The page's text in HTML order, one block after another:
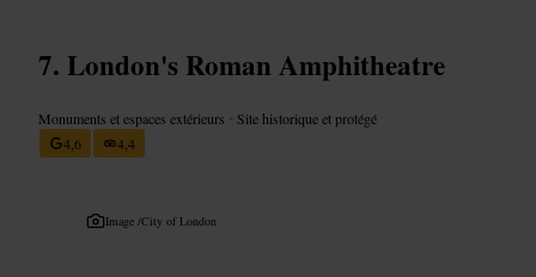
London's Roman Amphitheatre
Monuments et espaces extérieurs • Site historique et protégé
4,6
4,4
Image /City of London